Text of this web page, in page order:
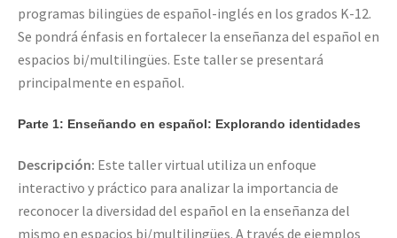
programas bilingües de español-inglés en los grados K-12.
Se pondrá énfasis en fortalecer la enseñanza del español en
espacios bi/multilingües. Este taller se presentará
principalmente en español.
Parte 1: Enseñando en español: Explorando identidades
Descripción: Este taller virtual utiliza un enfoque
interactivo y práctico para analizar la importancia de
reconocer la diversidad del español en la enseñanza del
mismo en espacios bi/multilingües. A través de ejemplos